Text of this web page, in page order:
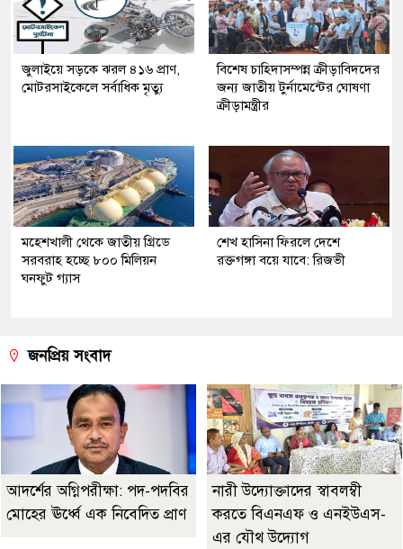
জুলাইয়ে সড়কে ঝরল ৪১৬ প্রাণ,
মোটরসাইকেলে সর্বাধিক মৃত্যু
বিশেষ চাহিদাসম্পন্ন ক্রীড়াবিদদের
জন্য জাতীয় টুর্নামেন্টের ঘোষণা
ক্রীড়ামন্ত্রীর
মহেশখালী থেকে জাতীয় গ্রিডে
সরবরাহ হচ্ছে ৮০০ মিলিয়ন
ঘনফুট গ্যাস
শেখ হাসিনা ফিরলে দেশে
রক্তগঙ্গা বয়ে যাবে: রিজভী
জনপ্রিয় সংবাদ
আদর্শের অগ্নিপরীক্ষা: পদ-পদবির
মোহের ঊর্ধ্বে এক নিবেদিত প্রাণ
নারী উদ্যোক্তাদের স্বাবলম্বী
করতে বিএনএফ ও এনইউএস-
এর যৌথ উদ্যোগ